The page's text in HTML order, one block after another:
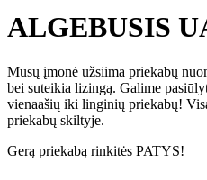
ALGEBUSIS
Mūsų įmonė užsiima priekabų
bei suteikia lizingą. Galime
vienaašių iki linginių priekabų!
priekabų skiltyje.
Gerą priekabą rinkitės PATYS!